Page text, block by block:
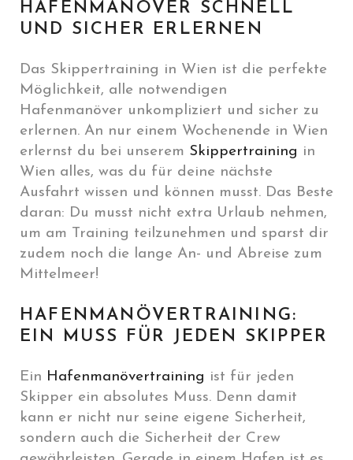
HAFENMANÖVER SCHNELL
UND SICHER ERLERNEN
Das Skippertraining in Wien ist die perfekte
Möglichkeit, alle notwendigen
Hafenmanöver unkompliziert und sicher zu
erlernen. An nur einem Wochenende in Wien
erlernst du bei unserem Skippertraining in
Wien alles, was du für deine nächste
Ausfahrt wissen und können musst. Das Beste
daran: Du musst nicht extra Urlaub nehmen,
um am Training teilzunehmen und sparst dir
zudem noch die lange An- und Abreise zum
Mittelmeer!
HAFENMANÖVERTRAINING:
EIN MUSS FÜR JEDEN SKIPPER
Ein Hafenmanövertraining ist für jeden
Skipper ein absolutes Muss. Denn damit
kann er nicht nur seine eigene Sicherheit,
sondern auch die Sicherheit der Crew